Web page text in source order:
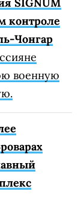
SIGNUM
контроле
Чонгар
военную